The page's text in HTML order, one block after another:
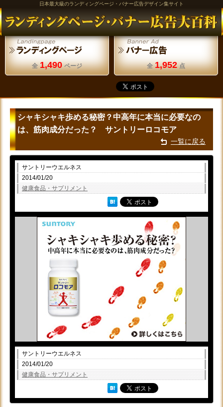
日本最大級のランディングページ・バナー広告デザイン集サイト
全 1,490 ページ 全 1,952 点
シャキシャキ歩める秘密？中高年に本当に必要なの
は、筋肉成分だった？ サントリーロコモア
一覧に戻る
サントリーウエルネス
2014/01/20
健康食品・サプリメント
サントリーウエルネス
2014/01/20
健康食品・サプリメント